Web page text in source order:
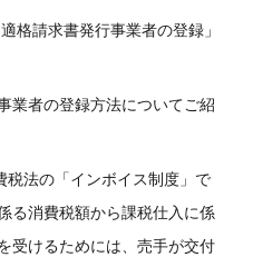
格請求書発行事業者の登録」
業者の登録方法についてご紹
税法の「インボイス制度」で
る消費税額から課税仕入に係
受けるためには、売手が交付